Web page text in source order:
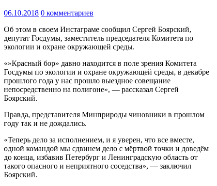
06.10.2018 0 комментариев
Об этом в своем Инстаграме сообщил Сергей Боярский,
депутат Госдумы, заместитель председателя Комитета по
экологии и охране окружающей среды.
«»Красный бор» давно находится в поле зрения Комитета
Госдумы по экологии и охране окружающей среды, в декабре
прошлого года у нас прошло выездное совещание
непосредственно на полигоне», — рассказал Сергей
Боярский.
Правда, представителя Минприроды чиновники в прошлом
году так и не дождались.
«Теперь дело за исполнением, и я уверен, что все вместе,
одной командой мы сдвинем дело с мёртвой точки и доведём
до конца, избавив Петербург и Ленинградскую область от
такого опасного и неприятного соседства», — заключил
Боярский.